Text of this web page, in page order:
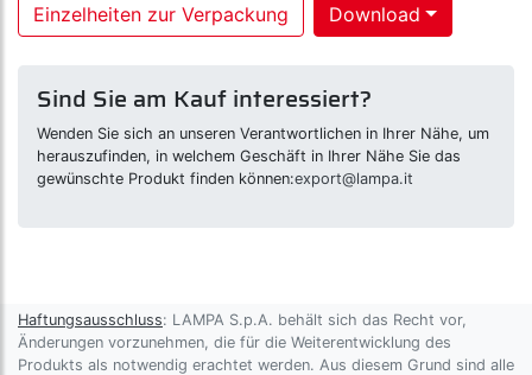
Einzelheiten zur Verpackung Download
Sind Sie am Kauf interessiert?
Wenden Sie sich an unseren Verantwortlichen in Ihrer Nähe, um
herauszufinden, in welchem Geschäft in Ihrer Nähe Sie das
gewünschte Produkt finden können:export@lampa.it
Haftungsausschluss: LAMPA S.p.A. behält sich das Recht vor,
Änderungen vorzunehmen, die für die Weiterentwicklung des
Produkts als notwendig erachtet werden. Aus diesem Grund sind alle